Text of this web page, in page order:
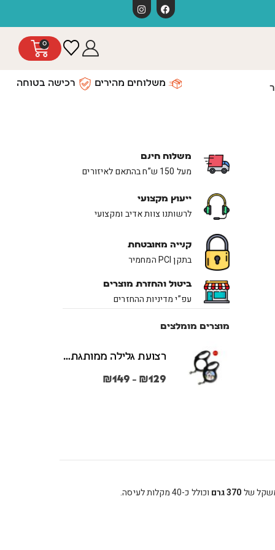
0
משלוחים מהירים רכישה בטוחה
משלוח חינם
מעל 150 ש”ח בהתאם לאיזורים
ייעוץ מקצועי
לרשותנו צוות אדיב ומקצועי
קנייה מאובטחת
בתקן PCI המחמיר
ביטול והחזרת מוצרים
עפ”י מדיניות ההחזרים
מוצרים מומלצים
רצועת גלילה ממותגת משני הצדדים צבע שחור במידות S + M
₪129
–
₪149
של370 גרם וכולל כ-40 מקלות לעיסה.